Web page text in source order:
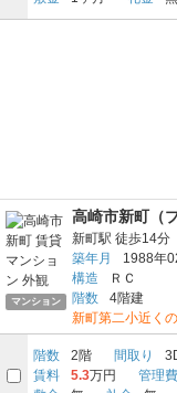
マンション
高崎市新町（
新町駅 徒歩14分
築年月
1988年
構造
ＲＣ
階数
4階建
新町第二小近く
階数 2階 間取り
賃料 5.3万円 管理